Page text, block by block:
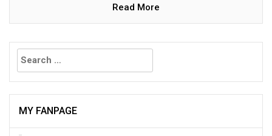
Read More
Search
for:
MY FANPAGE